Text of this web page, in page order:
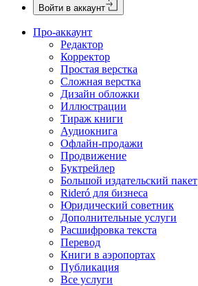
Войти в аккаунт
Про-аккаунт
Редактор
Корректор
Простая верстка
Сложная верстка
Дизайн обложки
Иллюстрации
Тираж книги
Аудиокнига
Офлайн-продажи
Продвижение
Буктрейлер
Большой издательский пакет
Rideró для бизнеса
Юридический советник
Дополнительные услуги
Расшифровка текста
Перевод
Книги в аэропортах
Публикация
Все услуги